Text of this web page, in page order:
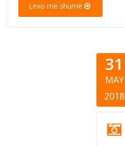
Lexo më shumë
31
MAY
2018